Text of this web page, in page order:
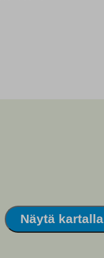
Näytä kartalla